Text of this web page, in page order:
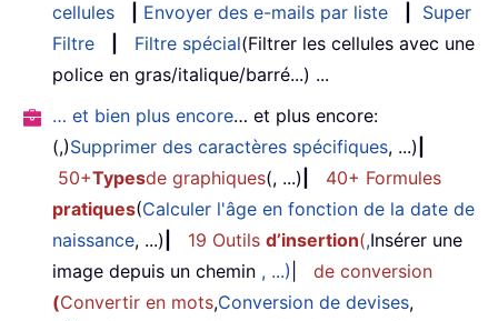
cellules
Envoyer des e-mails par liste
Super
Filtre
Filtre spécial(Filtrer les cellules avec une
police en gras/italique/barré...) ...
… et bien plus encore… et plus encore:
(,)Supprimer des caractères spécifiques, ...)
50+Typesde graphiques(, ...)
40+ Formules
pratiques(Calculer l'âge en fonction de la date de
naissance, ...) 19 Outils d’insertion(,Insérer une
image depuis un chemin , ...)
de conversion
(Convertir en mots,Conversion de devises,